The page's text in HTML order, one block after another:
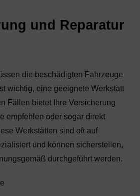
und Reparatur
die beschädigten Fahrzeuge
wichtig, eine geeignete Werkstatt
Fällen bietet Ihre Versicherung
empfehlen oder sogar direkt
Werkstätten sind oft auf
und können sicherstellen,
durchgeführt werden.